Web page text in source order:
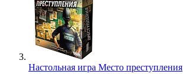
Настольная игра Место преступления